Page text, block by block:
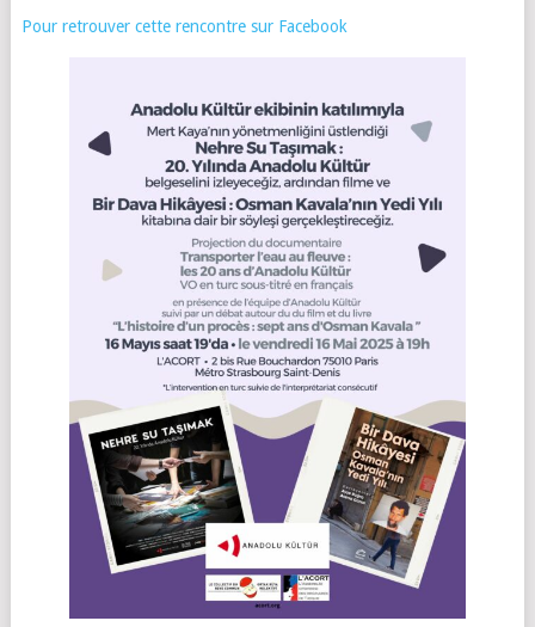
Pour retrouver cette rencontre sur Facebook